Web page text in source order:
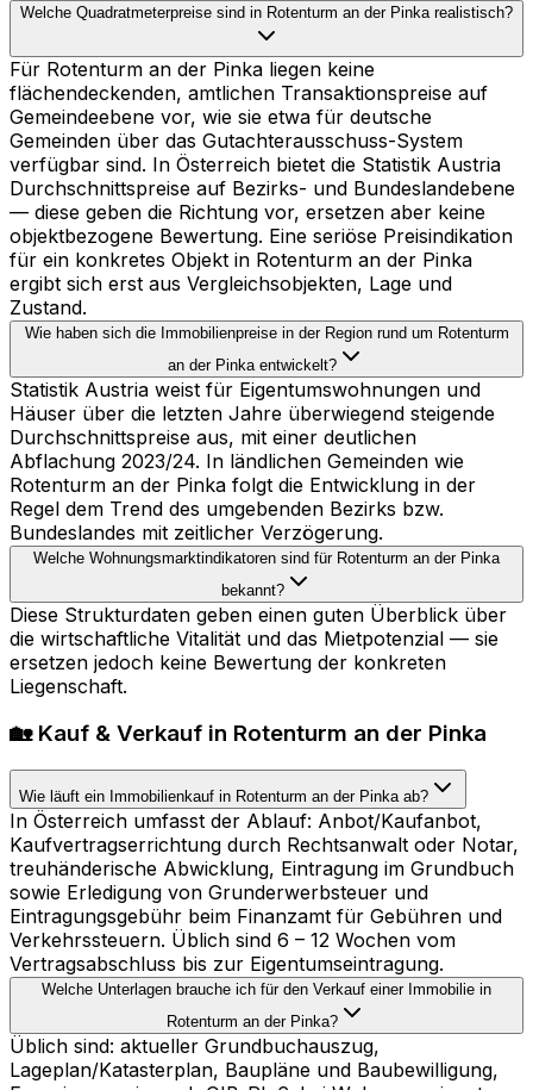
Welche Quadratmeterpreise sind in Rotenturm an der Pinka realistisch?
Für Rotenturm an der Pinka liegen keine
flächendeckenden, amtlichen Transaktionspreise auf
Gemeindeebene vor, wie sie etwa für deutsche
Gemeinden über das Gutachterausschuss-System
verfügbar sind. In Österreich bietet die Statistik Austria
Durchschnittspreise auf Bezirks- und Bundeslandebene
— diese geben die Richtung vor, ersetzen aber keine
objektbezogene Bewertung. Eine seriöse Preisindikation
für ein konkretes Objekt in Rotenturm an der Pinka
ergibt sich erst aus Vergleichsobjekten, Lage und
Zustand.
Wie haben sich die Immobilienpreise in der Region rund um Rotenturm
an der Pinka entwickelt?
Statistik Austria weist für Eigentumswohnungen und
Häuser über die letzten Jahre überwiegend steigende
Durchschnittspreise aus, mit einer deutlichen
Abflachung 2023/24. In ländlichen Gemeinden wie
Rotenturm an der Pinka folgt die Entwicklung in der
Regel dem Trend des umgebenden Bezirks bzw.
Bundeslandes mit zeitlicher Verzögerung.
Welche Wohnungsmarktindikatoren sind für Rotenturm an der Pinka
bekannt?
Diese Strukturdaten geben einen guten Überblick über
die wirtschaftliche Vitalität und das Mietpotenzial — sie
ersetzen jedoch keine Bewertung der konkreten
Liegenschaft.
🏡 Kauf & Verkauf in Rotenturm an der Pinka
Wie läuft ein Immobilienkauf in Rotenturm an der Pinka ab?
In Österreich umfasst der Ablauf: Anbot/Kaufanbot,
Kaufvertragserrichtung durch Rechtsanwalt oder Notar,
treuhänderische Abwicklung, Eintragung im Grundbuch
sowie Erledigung von Grunderwerbsteuer und
Eintragungsgebühr beim Finanzamt für Gebühren und
Verkehrssteuern. Üblich sind 6 – 12 Wochen vom
Vertragsabschluss bis zur Eigentumseintragung.
Welche Unterlagen brauche ich für den Verkauf einer Immobilie in
Rotenturm an der Pinka?
Üblich sind: aktueller Grundbuchauszug,
Lageplan/Katasterplan, Baupläne und Baubewilligung,